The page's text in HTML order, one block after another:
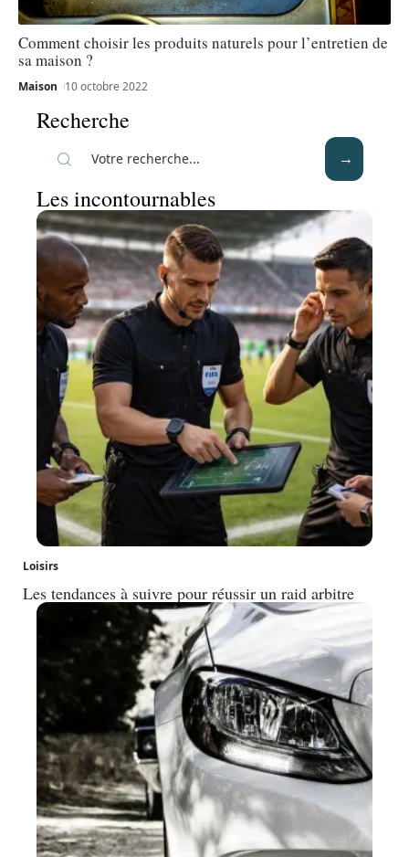
Comment choisir les produits naturels pour l’entretien de
sa maison ?
Maison 10 octobre 2022
Recherche
Les incontournables
Loisirs
Les tendances à suivre pour réussir un raid arbitre